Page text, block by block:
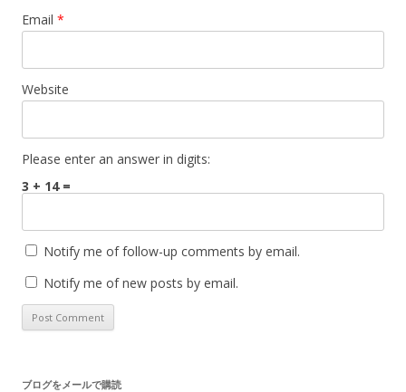
Email *
Website
Please enter an answer in digits:
3 + 14 =
Notify me of follow-up comments by email.
Notify me of new posts by email.
ブログをメールで購読